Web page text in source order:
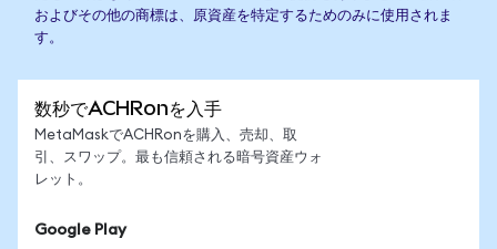
およびその他の商標は、原資産を特定するためのみに使用されま
す。
数秒でACHRonを入手
MetaMaskでACHRonを購入、売却、取
引、スワップ。最も信頼される暗号資産ウォ
レット。
Google Play